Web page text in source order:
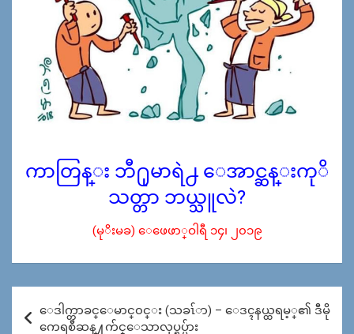
ကာတြန္း ဘီ႐ုမာရဲ႕ ေအာင္ဆန္းကုိ
သတ္တာ ဘယ္သူလဲ?
(မုိးမခ) ေဖေဖာ္ဝါရီ ၁၄၊ ၂၀၁၉
navigation
ေဒါက္တာခင္ေမာင္၀င္း (သခၤ်ာ) – ေဒၚနယ္ထရမ့္၏ ဒီမို
ကေရစီဆန္႔က်င္ေသာလုပ္ရပ္မ်ား